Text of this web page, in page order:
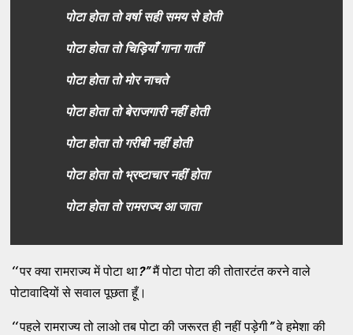
पोटा होता तो वर्षा सही समय से होती
पोटा होता तो चिड़ियाँ गाना गातीं
पोटा होता तो मोर नाचते
पोटा होता तो बेराजगारी नहीं होती
पोटा होता तो गरीबी नहीं होती
पोटा होता तो भ्रष्टाचार नहीं होता
पोटा होता तो रामराज्य आ जाता
‘‘पर क्या रामराज्य में पोटा था?” मैं पोटा पोटा की तोतारटंत करने वाले
पोटावादियों से सवाल पूछता हूँ।
‘‘पहले रामराज्य तो लाओ तब पोटा की जरूरत ही नहीं पड़ेगी” वे हमेशा की